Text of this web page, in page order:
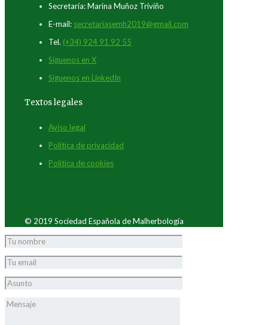
Secretaría: Marina Muñoz Triviño
E-mail: secretariasemh2019@gmail.com
Tel. (+34) 924 91 92 55
Síguenos en X
Síguenos en LinkedIn
Textos legales
Aviso legal
Política de privacidad
Política de cookies
© 2019 Sociedad Española de Malherbología